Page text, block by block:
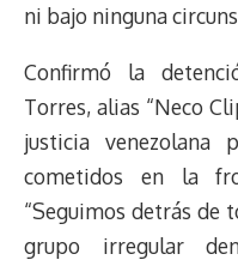
ni bajo ninguna
Confirmó la
Torres, alias “Neco
justicia venezolana
cometidos en la
“Seguimos detrás de
grupo irregular